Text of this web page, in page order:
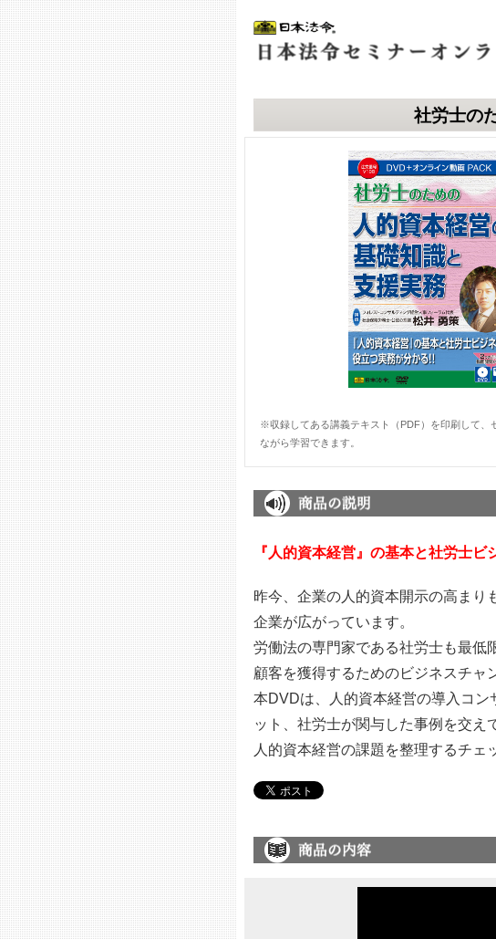
社労士の
※収録してある講義テキスト（PDF）を印刷して、
ながら学習できます。
『人的資本経営』の基本と社労士ビ
昨今、企業の人的資本開示の高まり
企業が広がっています。
労働法の専門家である社労士も最低
顧客を獲得するためのビジネスチャ
本DVDは、人的資本経営の導入コン
ット、社労士が関与した事例を交え
人的資本経営の課題を整理するチェ